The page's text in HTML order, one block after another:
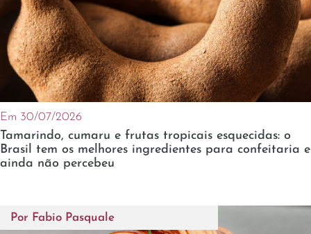
Em 30/07/2026
Tamarindo, cumaru e frutas tropicais esquecidas: o
Brasil tem os melhores ingredientes para confeitaria e
ainda não percebeu
Por Fabio Pasquale